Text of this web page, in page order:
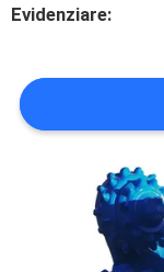
DEL
SITO
PRIVACY
POLICY
Evidenziare: